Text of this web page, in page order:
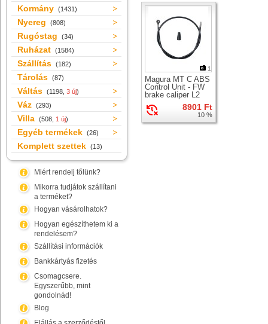
Kormány (1431)
Nyereg (808)
Rugóstag (34)
Ruházat (1584)
Szállítás (182)
Tárolás (87)
Váltás (1198, 3 új)
Váz (293)
Villa (508, 1 új)
Egyéb termékek (26)
Komplett szettek (13)
Miért rendelj tőlünk?
Mikorra tudjátok szállítani
a terméket?
Hogyan vásárolhatok?
Hogyan egészíthetem ki a
rendelésem?
Szállítási információk
Bankkártyás fizetés
Csomagcsere.
Egyszerűbb, mint
gondolnád!
Blog
1
Magura MT C ABS
Control Unit - FW
brake caliper L2
hidraulikus fékcső
+ csatlakozás8901 Ft
10 %